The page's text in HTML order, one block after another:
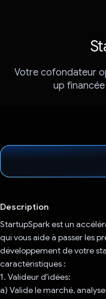
Votre cofondateur
up
Description
StartupSpark est un
qui vous aide à passer les
développement de votre
caractéristiques :
1. Valideur d'idées:
a) Valide le marché,